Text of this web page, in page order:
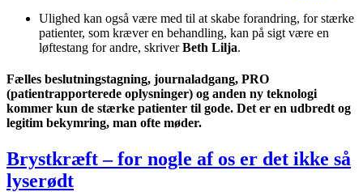
Ulighed kan også være med til at skabe forandring, for stærke
patienter, som kræver en behandling, kan på sigt være en
løftestang for andre, skriverBeth Lilja.
Fælles beslutningstagning, journaladgang, PRO
(patientrapporterede oplysninger) og anden ny teknologi
kommer kun de stærke patienter til gode. Det er en udbredt og
legitim bekymring, man ofte møder.
Brystkræft – for nogle af os er det ikke så
lyserødt